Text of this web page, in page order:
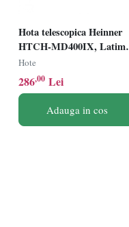
Hota telescopica Heinner
HTCH-MD400IX, Latime
60cm, Capacitate absorbtie
400m3/h, 2 trepte de viteza,
Inox
Hote
286,00 Lei
Adauga in cos